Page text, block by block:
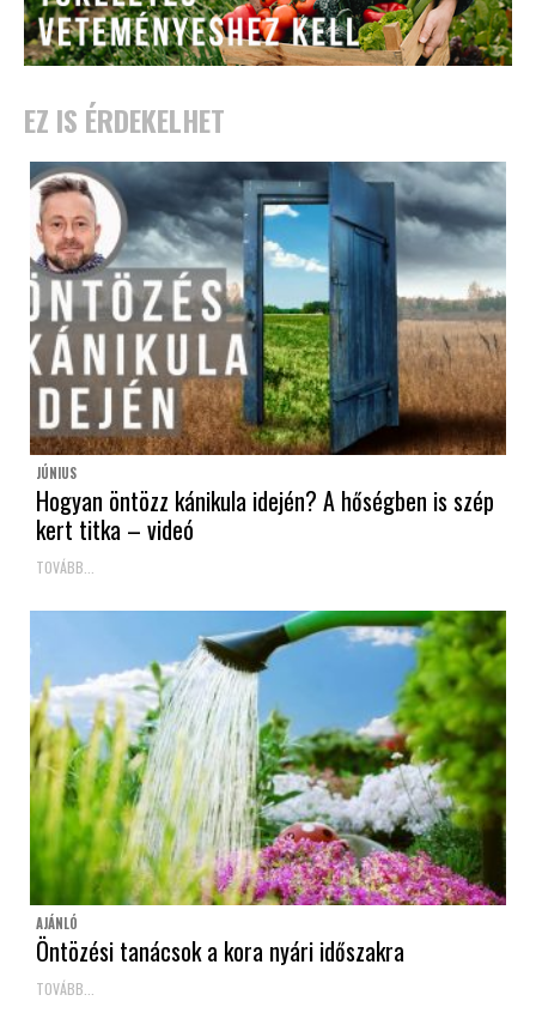
EZ IS ÉRDEKELHET
JÚNIUS
Hogyan öntözz kánikula idején? A hőségben is szép
kert titka – videó
TOVÁBB...
AJÁNLÓ
Öntözési tanácsok a kora nyári időszakra
TOVÁBB...